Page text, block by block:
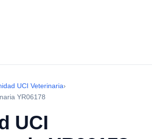
UCI Veterinaria›
YR06178
UCI